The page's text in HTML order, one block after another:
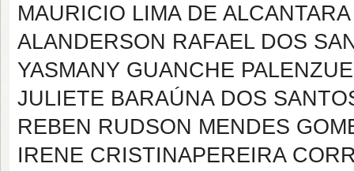
MAURICIO LIMA DE ALCANTARA
ALANDERSON RAFAEL DOS
YASMANY GUANCHE
JULIETE BARAÚNA DOS
REBEN RUDSON MENDES
IRENE CRISTINAPEREIRA